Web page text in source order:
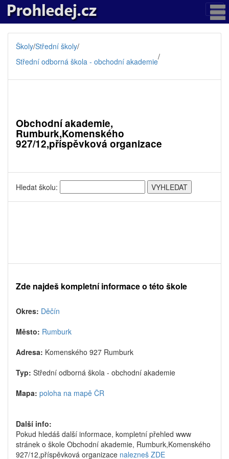
Školy/Střední školy/
Střední odborná škola - obchodní akademie/
Obchodní akademie,
Rumburk,Komenského
927/12,příspěvková organizace
Hledat školu:
Zde najdeš kompletní informace o této škole
Okres: Děčín
Město: Rumburk
Adresa: Komenského 927 Rumburk
Typ: Střední odborná škola - obchodní akademie
Mapa: poloha na mapě ČR
Další info:
Pokud hledáš další informace, kompletní přehled www
stránek o škole Obchodní akademie, Rumburk,Komenského
927/12,příspěvková organizace nalezneš ZDE